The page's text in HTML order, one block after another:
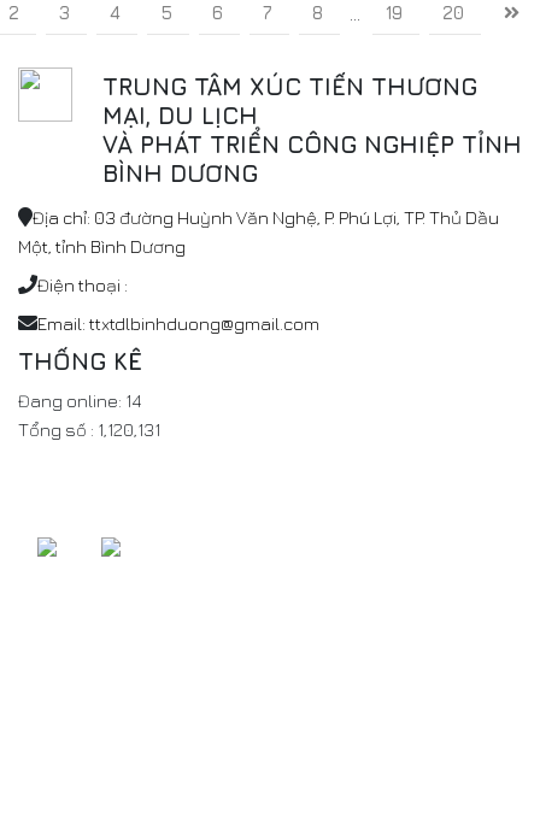
2 3 4 5 6 7 8 19 20
TRUNG TÂM XÚC TIẾN THƯƠNG
MẠI, DU LỊCH
VÀ PHÁT TRIỂN CÔNG NGHIỆP TỈNH
BÌNH DƯƠNG
Địa chỉ: 03 đường Huỳnh Văn Nghệ, P. Phú Lợi, TP. Thủ Dầu
Một, tỉnh Bình Dương
Điện thoại :
Email: ttxtdlbinhduong@gmail.com
THỐNG KÊ
Đang online: 14
Tổng số : 1,120,131